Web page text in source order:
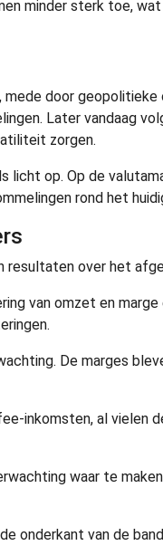
minder sterk toe,
mede door
Later vandaag
zorgen.
licht op. Op de
rond het
resultaten over het
van omzet en
De marges
inkomsten, al vielen
waar te
onderkant van de